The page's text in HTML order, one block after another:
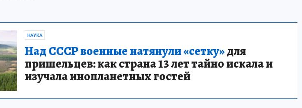
НАУКА
Над СССР военные натянули «сетку»для
пришельцев: как страна 13 лет тайно искала и
изучала инопланетных гостей